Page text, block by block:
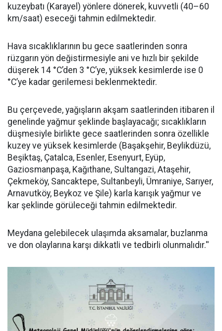
kuzeybatı (Karayel) yönlere dönerek, kuvvetli (40–60
km/saat) eseceği tahmin edilmektedir.
Hava sıcaklıklarının bu gece saatlerinden sonra
rüzgarın yön değistirmesiyle ani ve hızlı bir şekilde
düşerek 14 °C’den 3 °C’ye, yüksek kesimlerde ise 0
°C’ye kadar gerilemesi beklenmektedir.
Bu çerçevede, yağışların akşam saatlerinden itibaren il
genelinde yağmur şeklinde başlayacağı; sıcaklıkların
düşmesiyle birlikte gece saatlerinden sonra özellikle
kuzey ve yüksek kesimlerde (Başakşehir, Beylikdüzü,
Beşiktaş, Çatalca, Esenler, Esenyurt, Eyüp,
Gaziosmanpaşa, Kağıthane, Sultangazi, Ataşehir,
Çekmeköy, Sancaktepe, Sultanbeyli, Ümraniye, Sarıyer,
Arnavutköy, Beykoz ve Şile) karla karışık yağmur ve
kar şeklinde görüleceği tahmin edilmektedir.
Meydana gelebilecek ulaşımda aksamalar, buzlanma
ve don olaylarına karşı dikkatli ve tedbirli olunmalıdır.''